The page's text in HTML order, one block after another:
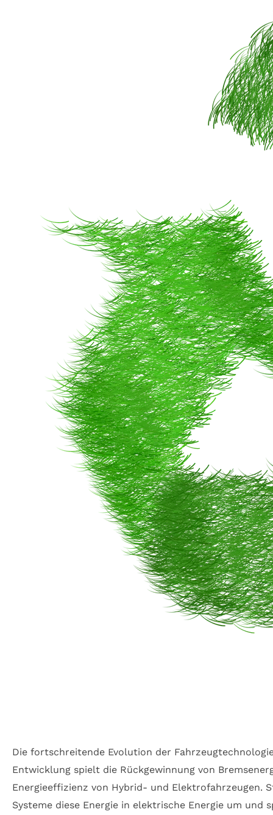
Die fortschreitende Evolution der
Entwicklung spielt die Rückgewinnung von
Energieeffizienz von Hybrid- und Elektrofahrzeugen.
Systeme diese Energie in elektrische Energie um